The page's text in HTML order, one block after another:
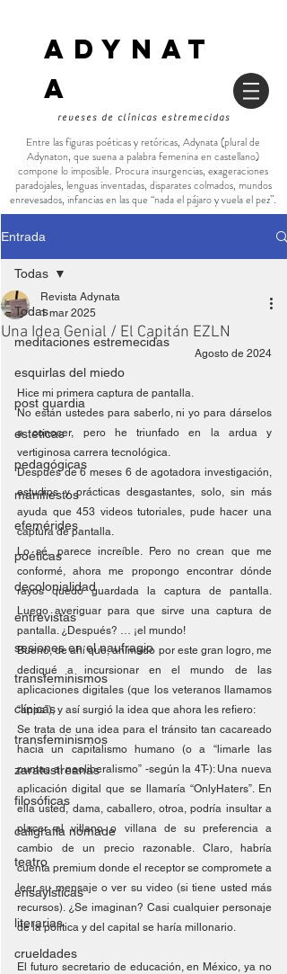
ADYNAT
a
reveses de clínicas estremecidas
Entre las figuras poéticas y retóricas, Adynata (plural de
Adynaton, que suena a palabra femenina en castellano)
compone lo imposible. Procura insurgencias, exageraciones
paradojales, lenguas inventadas, disparates colmados, mundos
enrevesados, infancias en las que “nada el pájaro y vuela el pez”.
Entrada
Todas
meditaciones estremecidas
esquirlas del miedo
post guardia
esteticas
pedagógicas
manifiestos
efemérides
poéticas
decolonialidad
entrevistas
sesiones en el naufragio
transfeminismos
clínicas
transfeminismos
zaratustreanas
filosóficas
caligrafía nómade
teatro
ensayísticas
literarias
crueldades
Todas
Una Idea Genial / El Capitán EZLN
Revista Adynata
1 mar 2025
Agosto de 2024
Hice mi primera captura de pantalla.
No están ustedes para saberlo, ni yo para dárselos
a conocer, pero he triunfado en la ardua y
vertiginosa carrera tecnológica.
Después de 6 meses 6 de agotadora investigación,
estudios y prácticas desgastantes, solo, sin más
ayuda que 453 videos tutoriales, pude hacer una
captura de pantalla.
Lo sé, parece increíble. Pero no crean que me
conformé, ahora me propongo encontrar dónde
rayos quedó guardada la captura de pantalla.
Luego averiguar para que sirve una captura de
pantalla. ¿Después? … ¡el mundo!
Bueno, de ahí que, animado por este gran logro, me
dediqué a incursionar en el mundo de las
aplicaciones digitales (que los veteranos llamamos
“apps”), y así surgió la idea que ahora les refiero:
Se trata de una idea para el tránsito tan cacareado
hacia un capitalismo humano (o a “limarle las
puntas al neoliberalismo” -según la 4T-): Una nueva
aplicación digital que se llamaría “OnlyHaters”. En
ella usted, dama, caballero, otroa, podría insultar a
placer al villano o villana de su preferencia a
cambio de un precio razonable. Claro, habría
cuenta premium donde el receptor se compromete a
leer su mensaje o ver su video (si tiene usted más
recursos). ¿Se imaginan? Casi cualquier personaje
de la política y del capital se haría millonario.
El futuro secretario de educación, en México, ya no